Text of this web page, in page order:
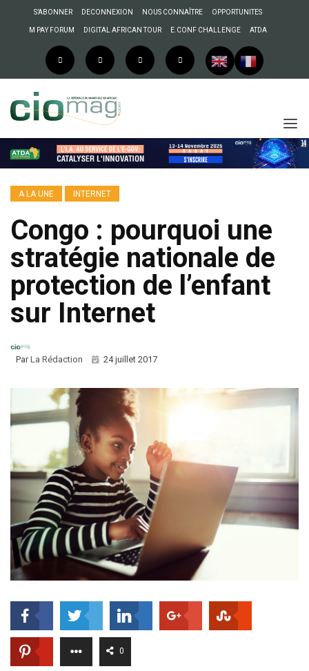
S’ABONNER DECONNEXION NOUS CONNAÎTRE OPPORTUNITES
M PAY FORUM DIGITAL AFRICAN TOUR E.CONF CHALLENGE ATDA
A LA UNE INTERNET
Congo : pourquoi une
stratégie nationale de
protection de l’enfant
sur Internet
ParLa Rédaction 24 juillet 2017
0